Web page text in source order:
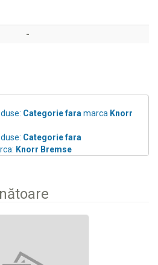
-
Categorie fara marca Knorr
Categorie fara
Knorr Bremse